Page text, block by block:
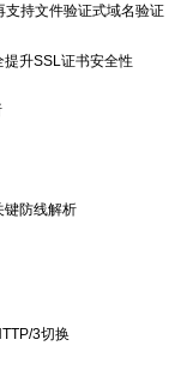
持文件验证式域名验证
提升SSL证书安全性
键防线解析
3切换